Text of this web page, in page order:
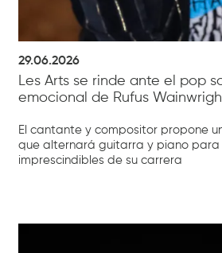
29.06.2026
Les Arts se rinde ante el pop
emocional de Rufus
El cantante y compositor propone
que alternará guitarra y piano
imprescindibles de su carrera